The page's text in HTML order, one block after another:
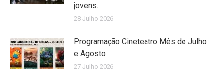
jovens.
28 Julho 2026
Programação Cineteatro Mês de Julho
e Agosto
27 Julho 2026